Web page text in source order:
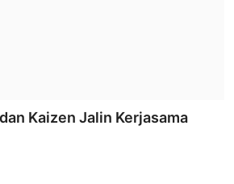
Kaizen Jalin Kerjasama